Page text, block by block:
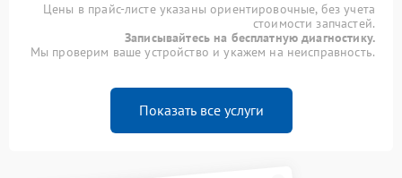
Цены в прайс-листе указаны ориентировочные, без учета
стоимости запчастей.
Записывайтесь на бесплатную диагностику.
Мы проверим ваше устройство и укажем на неисправность.
Показать все услуги